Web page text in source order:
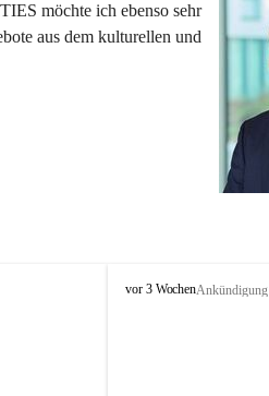
möchte ich ebenso sehr
aus dem kulturellen und
L
vor 3 WochenAnkündigung